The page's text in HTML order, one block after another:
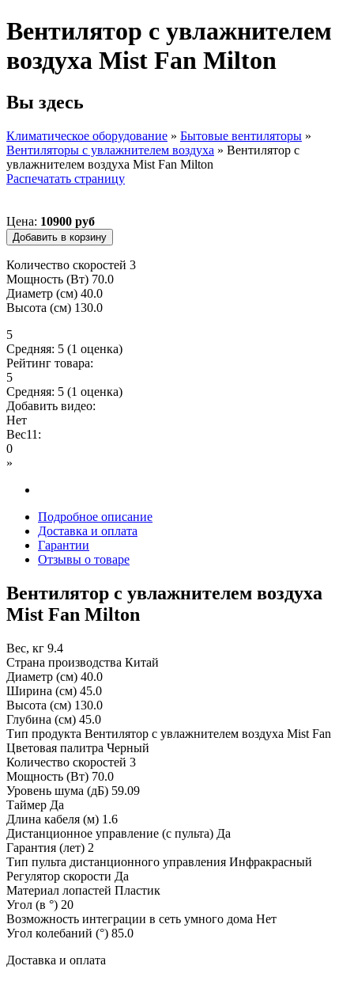
Вентилятор с увлажнителем
воздуха Mist Fan Milton
Вы здесь
Климатическое оборудование » Бытовые вентиляторы »
Вентиляторы с увлажнителем воздуха » Вентилятор с
увлажнителем воздуха Mist Fan Milton
Распечатать страницу
Цена: 10900 руб
Количество скоростей 3
Мощность (Вт) 70.0
Диаметр (см) 40.0
Высота (см) 130.0
5
Средняя: 5 (1 оценка)
Рейтинг товара:
5
Средняя: 5 (1 оценка)
Добавить видео:
Нет
Вес11:
0
»
Подробное описание
Доставка и оплата
Гарантии
Отзывы о товаре
Вентилятор с увлажнителем воздуха
Mist Fan Milton
Вес, кг 9.4
Страна производства Китай
Диаметр (см) 40.0
Ширина (см) 45.0
Высота (см) 130.0
Глубина (см) 45.0
Тип продукта Вентилятор с увлажнителем воздуха Mist Fan
Цветовая палитра Черный
Количество скоростей 3
Мощность (Вт) 70.0
Уровень шума (дБ) 59.09
Таймер Да
Длина кабеля (м) 1.6
Дистанционное управление (с пульта) Да
Гарантия (лет) 2
Тип пульта дистанционного управления Инфракрасный
Регулятор скорости Да
Материал лопастей Пластик
Угол (в °) 20
Возможность интеграции в сеть умного дома Нет
Угол колебаний (°) 85.0
Доставка и оплата